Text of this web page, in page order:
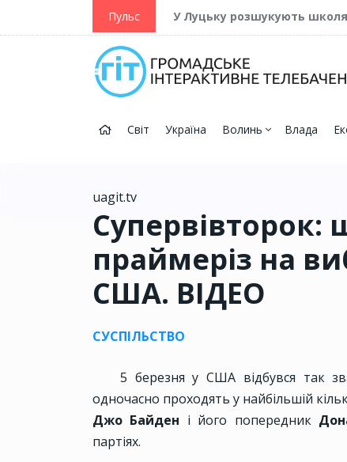
Пульс У Луцьку розшукують
Світ Україна Волинь Влада
uagit.tv
Супервівторок:
праймеріз на
США. ВІДЕО
СУСПІЛЬСТВО
5 березня у США відбувся так
одночасно проходять у найбільшій
Джо Байден і його попередник
партіях.